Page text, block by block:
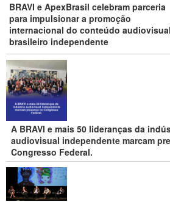
BRAVI e ApexBrasil celebram parceria
para impulsionar a promoção
internacional do conteúdo audiovisual
brasileiro independente
A BRAVI e mais 50 lideranças da
audiovisual independente marcam
Congresso Federal.